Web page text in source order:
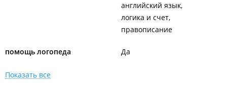
английский язык
логика и счет
правописание
помощь логопеда Да
Показать все